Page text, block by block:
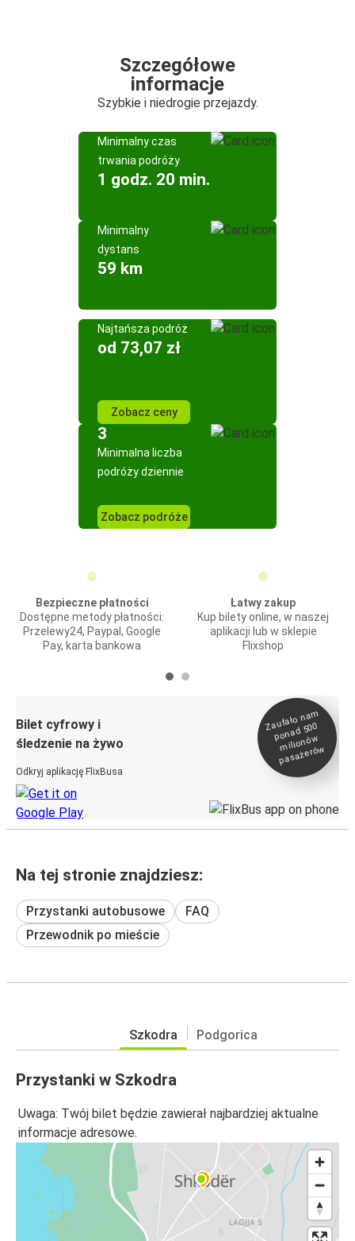
Szczegółowe
informacje
Szybkie i niedrogie przejazdy.
Minimalny czas
trwania podróży
1 godz. 20 min.
Minimalny
dystans
59 km
Najtańsza podróż
od 73,07 zł
Zobacz ceny
3
Minimalna liczba
podróży dziennie
Zobacz podróże
Bezpieczne płatności
Dostępne metody płatności:
Przelewy24, Paypal, Google
Pay, karta bankowa
Łatwy zakup
Kup bilety online, w naszej
aplikacji lub w sklepie
Flixshop
Bilet cyfrowy i
śledzenie na żywo
Odkryj aplikację FlixBusa
Zaufało na
m
ponad 500
milionó
w
pasażeró
w
Na tej stronie znajdziesz:
Przystanki autobusowe
FAQ
Przewodnik po mieście
Szkodra Podgorica
Przystanki w Szkodra
Uwaga: Twój bilet będzie zawierał najbardziej aktualne
informacje adresowe.